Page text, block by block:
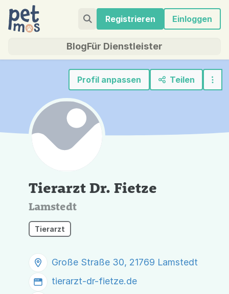
Registrieren Einloggen
BlogFür Dienstleister
Profil anpassen Teilen
Tierarzt Dr. Fietze
Lamstedt
Tierarzt
Große Straße 30, 21769 Lamstedt
tierarzt-dr-fietze.de